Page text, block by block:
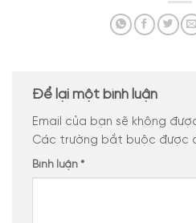
Để lại một bình luận
Email của bạn sẽ không
Các trường bắt buộc được
Bình luận *